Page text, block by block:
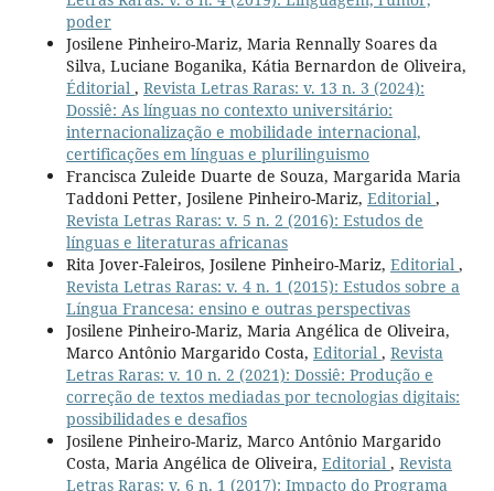
poder
Josilene Pinheiro-Mariz, Maria Rennally Soares da
Silva, Luciane Boganika, Kátia Bernardon de Oliveira,
Éditorial , Revista Letras Raras: v. 13 n. 3 (2024):
Dossiê: As línguas no contexto universitário:
internacionalização e mobilidade internacional,
certificações em línguas e plurilinguismo
Francisca Zuleide Duarte de Souza, Margarida Maria
Taddoni Petter, Josilene Pinheiro-Mariz, Editorial ,
Revista Letras Raras: v. 5 n. 2 (2016): Estudos de
línguas e literaturas africanas
Rita Jover-Faleiros, Josilene Pinheiro-Mariz, Editorial ,
Revista Letras Raras: v. 4 n. 1 (2015): Estudos sobre a
Língua Francesa: ensino e outras perspectivas
Josilene Pinheiro-Mariz, Maria Angélica de Oliveira,
Marco Antônio Margarido Costa, Editorial , Revista
Letras Raras: v. 10 n. 2 (2021): Dossiê: Produção e
correção de textos mediadas por tecnologias digitais:
possibilidades e desafios
Josilene Pinheiro-Mariz, Marco Antônio Margarido
Costa, Maria Angélica de Oliveira, Editorial , Revista
Letras Raras: v. 6 n. 1 (2017): Impacto do Programa